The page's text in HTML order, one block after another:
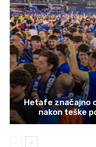
Hetafe značajno
nakon teške